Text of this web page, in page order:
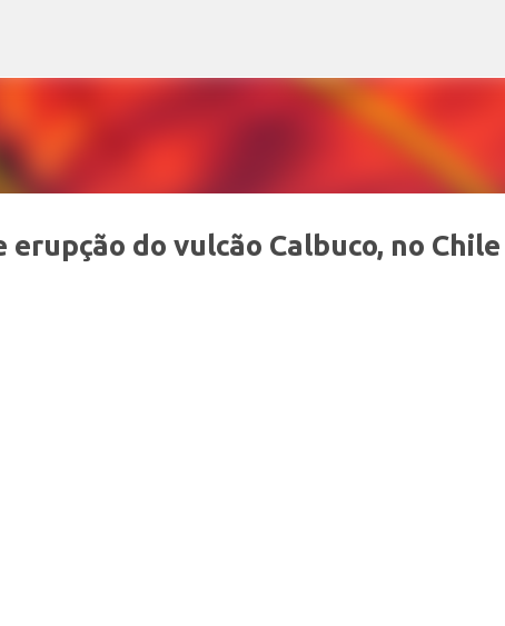
do vulcão Calbuco, no Chile